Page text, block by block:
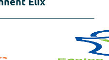
Elix